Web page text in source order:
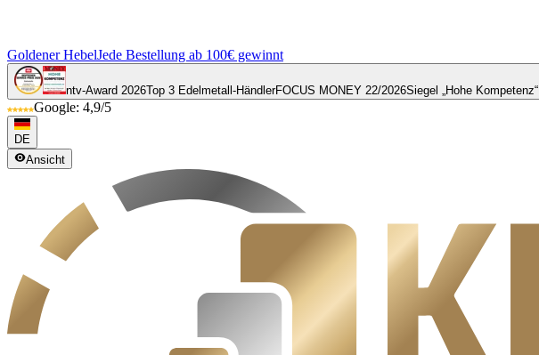
Goldener HebelJede Bestellung ab 100€ gewinnt
ntv-Award 2026Top 3 Edelmetall-HändlerFOCUS MONEY 22/2026Siegel „Hohe Kompetenz“
Google: 4,9/5
DE
Ansicht